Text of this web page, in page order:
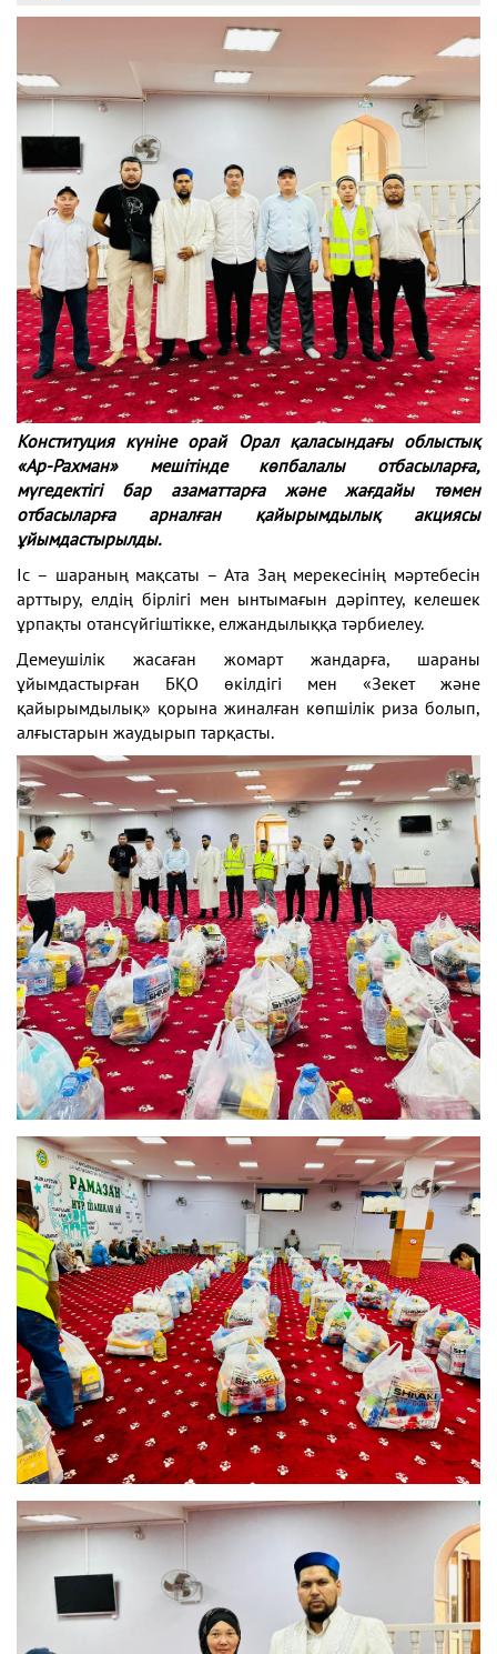
Конституция күніне орай Орал қаласындағы облыстық
«Ар-Рахман» мешітінде көпбалалы отбасыларға,
мүгедектігі бар азаматтарға және жағдайы төмен
отбасыларға арналған қайырымдылық акциясы
ұйымдастырылды.
Іс – шараның мақсаты – Ата Заң мерекесінің мәртебесін
арттыру, елдің бірлігі мен ынтымағын дәріптеу, келешек
ұрпақты отансүйгіштікке, елжандылыққа тәрбиелеу.
Демеушілік жасаған жомарт жандарға, шараны
ұйымдастырған БҚО өкілдігі мен «Зекет және
қайырымдылық» қорына жиналған көпшілік риза болып,
алғыстарын жаудырып тарқасты.